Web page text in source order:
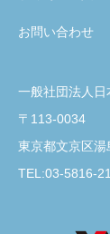
お問い合わせ
一般社団法人
〒113-0034
東京都文京区
TEL:03-5816-